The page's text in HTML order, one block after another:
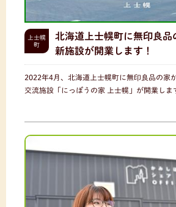
上士幌
町
北海道上士幌町に無印良品
新施設が開業します！
2022年4月、北海道上士幌町に無印良品の家
交流施設「にっぽうの家 上士幌」が開業しま